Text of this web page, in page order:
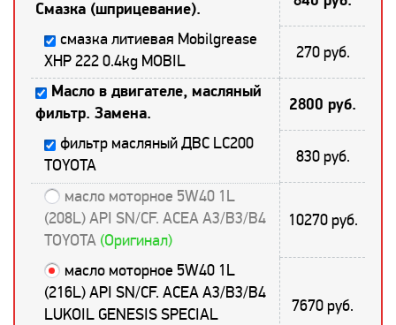
Смазка (шприцевание).
смазка литиевая Mobilgrease
XHP 222 0.4kg MOBIL
270 руб.
Масло в двигателе, масляный
фильтр. Замена.
2800 руб.
фильтр масляный ДВС LC200
TOYOTA
830 руб.
масло моторное 5W40 1L
(208L) API SN/CF. ACEA A3/B3/B4
TOYOTA (Оригинал)
10270 руб.
масло моторное 5W40 1L
(216L) API SN/CF. ACEA A3/B3/B4
LUKOIL GENESIS SPECIAL
7670 руб.